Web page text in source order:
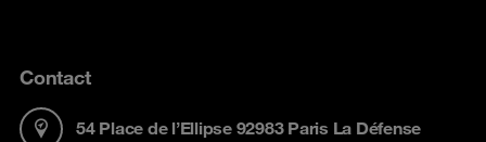
Contact
54 Place de l’Ellipse 92983 Paris La Défense